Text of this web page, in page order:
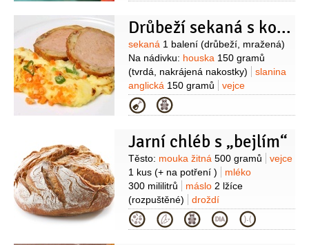
Drůbeží sekaná s košilkou
Suroviny
sekaná 1 balení (drůbeží, mražená)
Na nádivku: houska 150 gramů
(tvrdá, nakrájená nakostky)
slanina
anglická 150 gramů
vejce
1 kus
mléko
(mletý)
česnek
petržel
Na bramborovou kaši:
brambory
400 gramů
máslo mléko sůl
mrkev
2 kusy (mladá)
Kategorie
Jarní chléb s „bejlím“
Suroviny
Těsto: mouka žitná 500 gramů
vejce
1 kus (+ na potření )
mléko
300 mililitrů
máslo 2 lžíce
(rozpuštěné)
droždí
50 gramů
sůl kmín Náplň:
2 hrsti (mladé) libeček1 lžíce
Kategorie